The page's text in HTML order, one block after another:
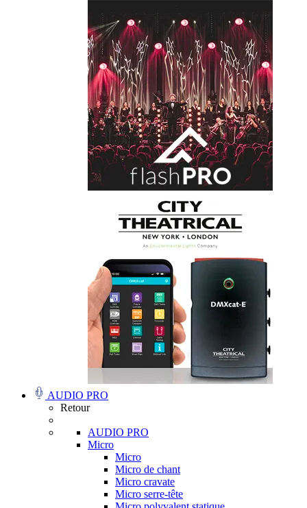
AUDIO PRO
Retour
AUDIO PRO
Micro
Micro
Micro de chant
Micro cravate
Micro serre-tête